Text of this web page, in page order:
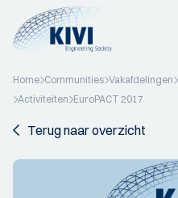
Home Communities Vakafdelingen
Activiteiten EuroPACT 2017
Terug naar overzicht